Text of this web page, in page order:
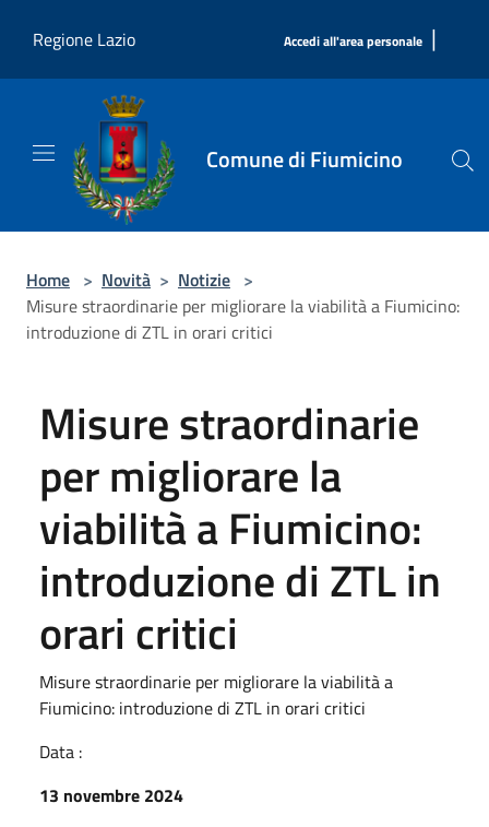
Regione Lazio
Accedi all'area personale |
Comune di Fiumicino
Home > Novità > Notizie >
Misure straordinarie per migliorare la viabilità a Fiumicino:
introduzione di ZTL in orari critici
Misure straordinarie
per migliorare la
viabilità a Fiumicino:
introduzione di ZTL in
orari critici
Misure straordinarie per migliorare la viabilità a
Fiumicino: introduzione di ZTL in orari critici
Data :
13 novembre 2024